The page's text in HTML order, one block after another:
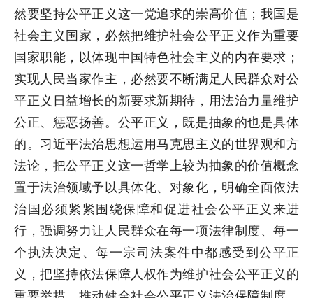
然要坚持公平正义这一党追求的崇高价值；我国是
社会主义国家，必然把维护社会公平正义作为重要
国家职能，以体现中国特色社会主义的内在要求；
实现人民当家作主，必然要不断满足人民群众对公
平正义日益增长的新要求新期待，用法治力量维护
公正、惩恶扬善。公平正义，既是抽象的也是具体
的。习近平法治思想运用马克思主义的世界观和方
法论，把公平正义这一哲学上较为抽象的价值概念
置于法治领域予以具体化、对象化，明确全面依法
治国必须紧紧围绕保障和促进社会公平正义来进
行，强调努力让人民群众在每一项法律制度、每一
个执法决定、每一宗司法案件中都感受到公平正
义，把坚持依法保障人权作为维护社会公平正义的